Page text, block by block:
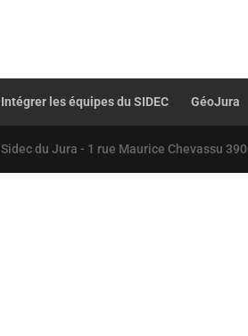
Intégrer les équipes du SIDEC GéoJura
Sidec du Jura - 1 rue Maurice Chevassu